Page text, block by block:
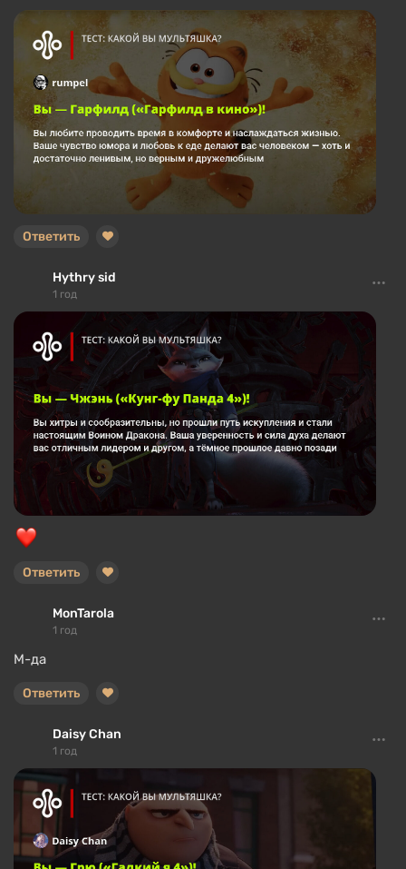
Ответить
Hythry sid
1 год
Ответить
MonTarola
1 год
М-да
Ответить
Daisy Chan
1 год